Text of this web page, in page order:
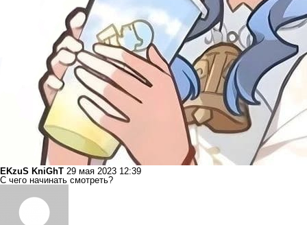
EKzuS KniGhT 29 мая 2023 12:39
С чего начинать смотреть?